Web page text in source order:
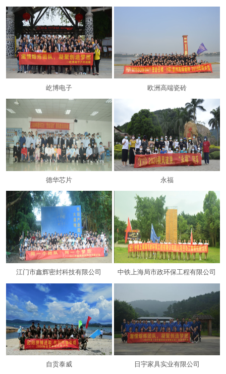
屹博电子 欧洲高端瓷砖
德华芯片 永福
江门市鑫辉密封科技有限公司 中铁上海局市政环保工程有限公司
自贡泰威 日宇家具实业有限公司